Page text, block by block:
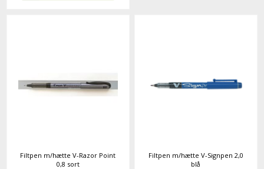
Filtpen m/hætte V-Razor Point
0,8 sort
Filtpen m/hætte V-Signpen 2,0
blå